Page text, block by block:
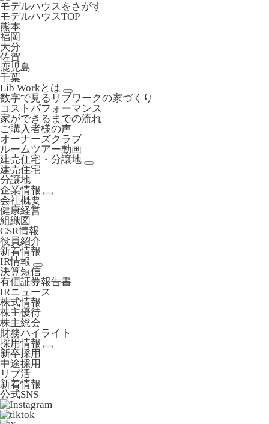
モデルハウスをさがす
モデルハウスTOP
熊本
福岡
大分
佐賀
鹿児島
千葉
Lib Workとは
数字で見るリブワークの家づくり
コストパフォーマンス
家ができるまでの流れ
ご購入者様の声
オーナーズクラブ
ルームツアー動画
建売住宅・分譲地
建売住宅
分譲地
企業情報
会社概要
健康経営
組織図
CSR情報
役員紹介
新着情報
IR情報
決算短信
有価証券報告書
IRニュース
株式情報
株主優待
株主総会
財務ハイライト
採用情報
新卒採用
中途採用
リブ活
新着情報
公式SNS